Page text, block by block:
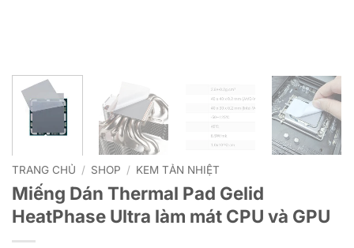
TRANG CHỦ / SHOP / KEM TẢN NHIỆT
Miếng Dán Thermal Pad Gelid
HeatPhase Ultra làm mát CPU và GPU